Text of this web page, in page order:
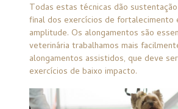
Todas estas técnicas dão
final dos exercícios de fortalecimento
amplitude. Os alongamentos são
veterinária trabalhamos mais
alongamentos assistidos, que deve
exercícios de baixo impacto.